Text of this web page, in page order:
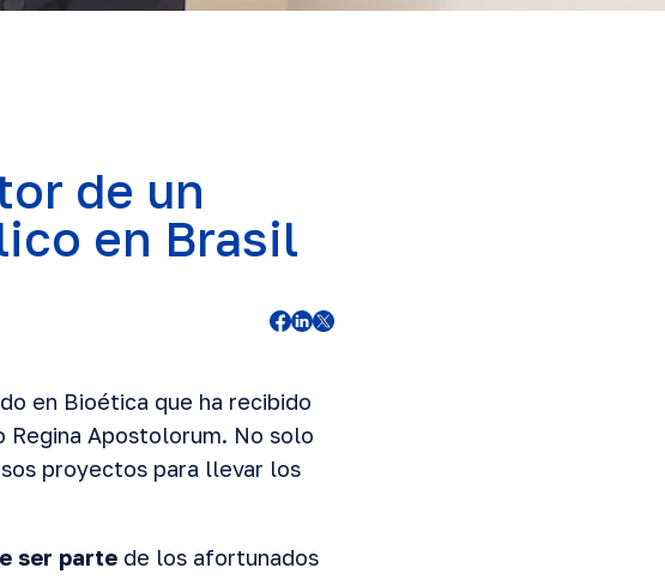
de un
en Brasil
en Bioética que ha recibido
Regina Apostolorum. No solo
proyectos para llevar los
ser parte de los afortunados